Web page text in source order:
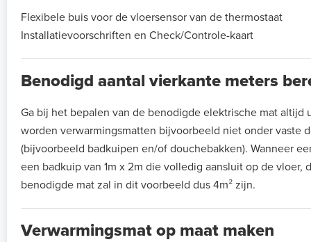
Flexibele buis voor de vloersensor van de thermostaat
Installatievoorschriften en Check/Controle-kaart
Benodigd aantal vierkante meters
Ga bij het bepalen van de benodigde elektrische mat altijd
worden verwarmingsmatten bijvoorbeeld niet onder vaste
(bijvoorbeeld badkuipen en/of douchebakken). Wanneer
een badkuip van 1m x 2m die volledig aansluit op de
benodigde mat zal in dit voorbeeld dus 4m² zijn.
Verwarmingsmat op maat maken